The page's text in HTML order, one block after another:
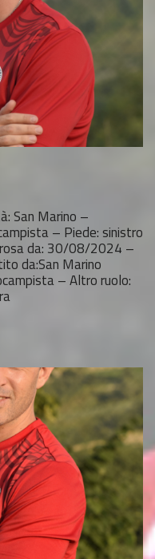
San Marino –
– Piede: sinistro
rosa da: 30/08/2024 –
da:San Marino
– Altro ruolo: